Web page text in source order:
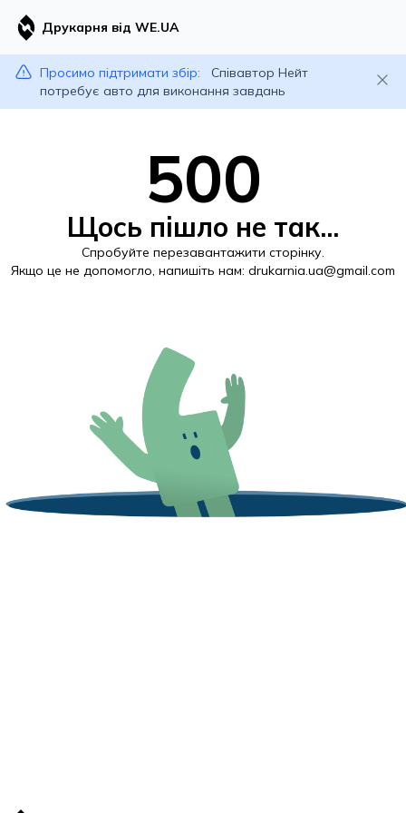
Друкарня від WE.UA
Просимо підтримати збір:
Співавтор Нейт
потребує авто для виконання завдань
500
Щось пішло не так...
Спробуйте перезавантажити сторінку.
Якщо це не допомогло, напишіть нам: drukarnia.ua@gmail.com